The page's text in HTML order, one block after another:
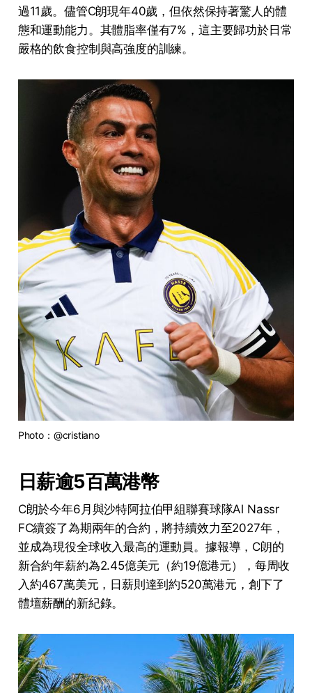
過11歲。儘管C朗現年40歲，但依然保持著驚人的體
態和運動能力。其體脂率僅有7%，這主要歸功於日常
嚴格的飲食控制與高強度的訓練。
Photo：@cristiano
日薪逾5百萬港幣
C朗於今年6月與沙特阿拉伯甲組聯賽球隊Al Nassr
FC續簽了為期兩年的合約，將持續效力至2027年，
並成為現役全球收入最高的運動員。據報導，C朗的
新合約年薪約為2.45億美元（約19億港元），每周收
入約467萬美元，日薪則達到約520萬港元，創下了
體壇薪酬的新紀錄。